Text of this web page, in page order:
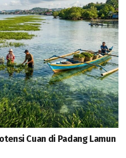
Cuan di Padang Lamun